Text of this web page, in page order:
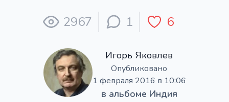
2967 1 6
Игорь Яковлев
Опубликовано
1 февраля 2016 в 10:06
в альбоме Индия